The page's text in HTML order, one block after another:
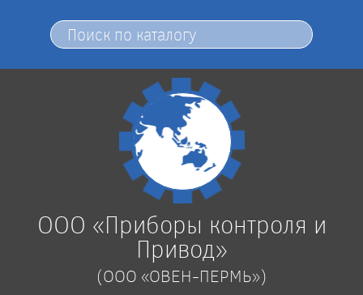
ООО «Приборы контроля и
Привод»
(ООО «ОВЕН-ПЕРМЬ»)